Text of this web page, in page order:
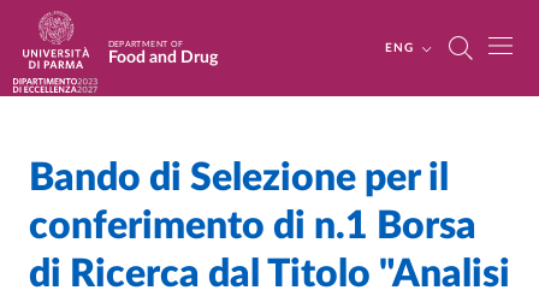
Skip to main content
Skip to footer
DEPARTMENT OF
Food and Drug
ENG
Home /
Bando di Selezione per il
conferimento di n.1 Borsa
di Ricerca dal Titolo "Analisi